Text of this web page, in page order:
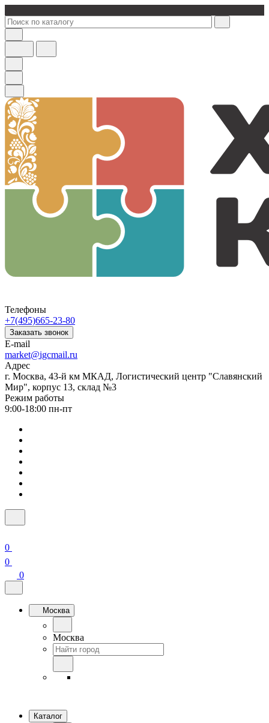
Телефоны
+7(495)665-23-80
Заказать звонок
E-mail
market@igcmail.ru
Адрес
г. Москва, 43-й км МКАД, Логистический центр "Славянский
Мир", корпус 13, склад №3
Режим работы
9:00-18:00 пн-пт
0
0
0
Москва
Москва
Каталог